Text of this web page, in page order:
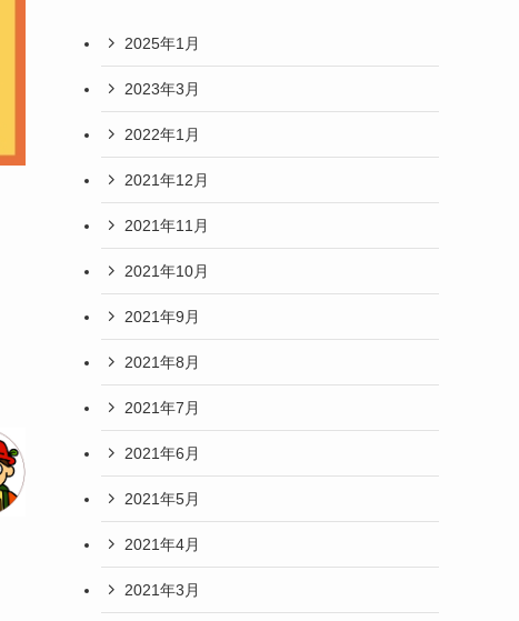
2025年1月
2023年3月
2022年1月
2021年12月
2021年11月
2021年10月
2021年9月
2021年8月
2021年7月
2021年6月
2021年5月
2021年4月
2021年3月